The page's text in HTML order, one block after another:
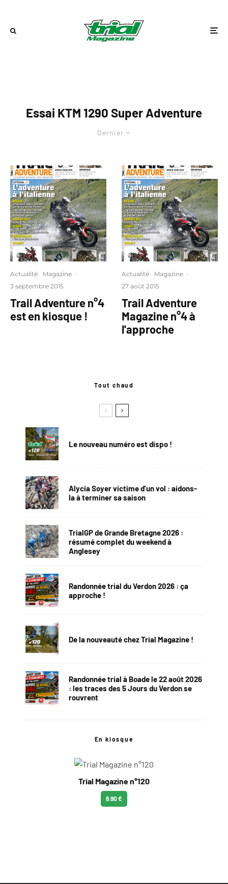
Essai KTM 1290 Super Adventure
Dernier
Actualité Magazine ·
3 septembre 2015
Trail Adventure n°4
est en kiosque !
Actualité Magazine ·
27 août 2015
Trail Adventure
Magazine n°4 à
l'approche
Tout chaud
Le nouveau numéro est dispo !
Alycia Soyer victime d’un vol : aidons-
la à terminer sa saison
TrialGP de Grande Bretagne 2026 :
résumé complet du weekend à
Anglesey
Randonnée trial du Verdon 2026 : ça
approche !
De la nouveauté chez Trial Magazine !
Randonnée trial à Boade le 22 août 2026
: les traces des 5 Jours du Verdon se
rouvrent
En kiosque
Trial Magazine n°120
6.90 €